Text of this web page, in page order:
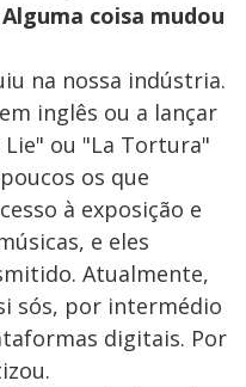
coisa mudou
na nossa indústria.
inglês ou a lançar
ou "La Tortura"
os que
à exposição e
e eles
Atualmente,
sós, por intermédio
digitais. Por